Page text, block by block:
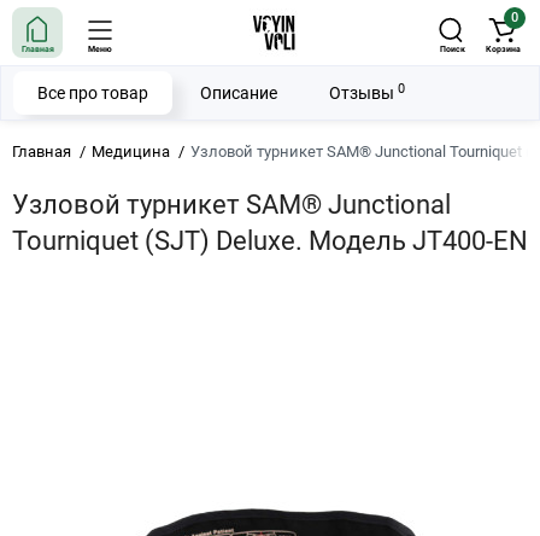
Главная Меню Поиск
0
Корзина
Главная Медицина Узловой турникет SAM® Junctional Tourniquet
Узловой турникет SAM® Junctional
Tourniquet (SJT) Deluxe. Модель JT400-EN
Все про товар Описание Отзывы 0